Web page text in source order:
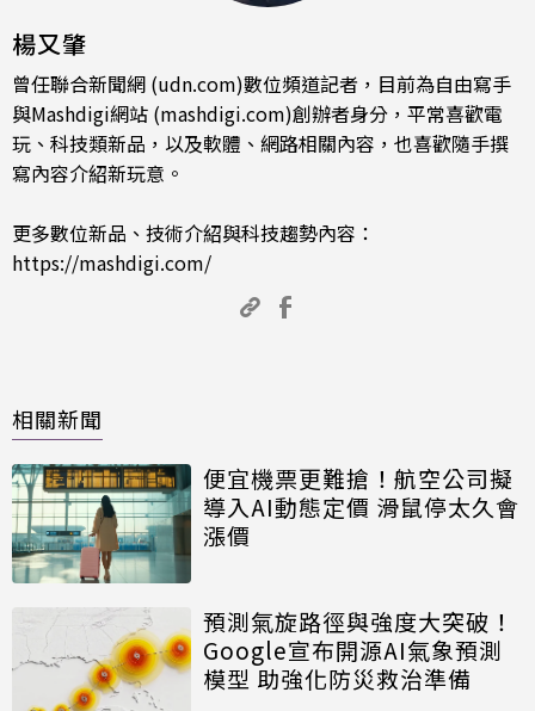
楊又肇
曾任聯合新聞網 (udn.com)數位頻道記者，目前為自由寫手
與Mashdigi網站 (mashdigi.com)創辦者身分，平常喜歡電
玩、科技類新品，以及軟體、網路相關內容，也喜歡隨手撰
寫內容介紹新玩意。
更多數位新品、技術介紹與科技趨勢內容：
https://mashdigi.com/
相關新聞
便宜機票更難搶！航空公司擬
導入AI動態定價 滑鼠停太久會
漲價
預測氣旋路徑與強度大突破！
Google宣布開源AI氣象預測
模型 助強化防災救治準備